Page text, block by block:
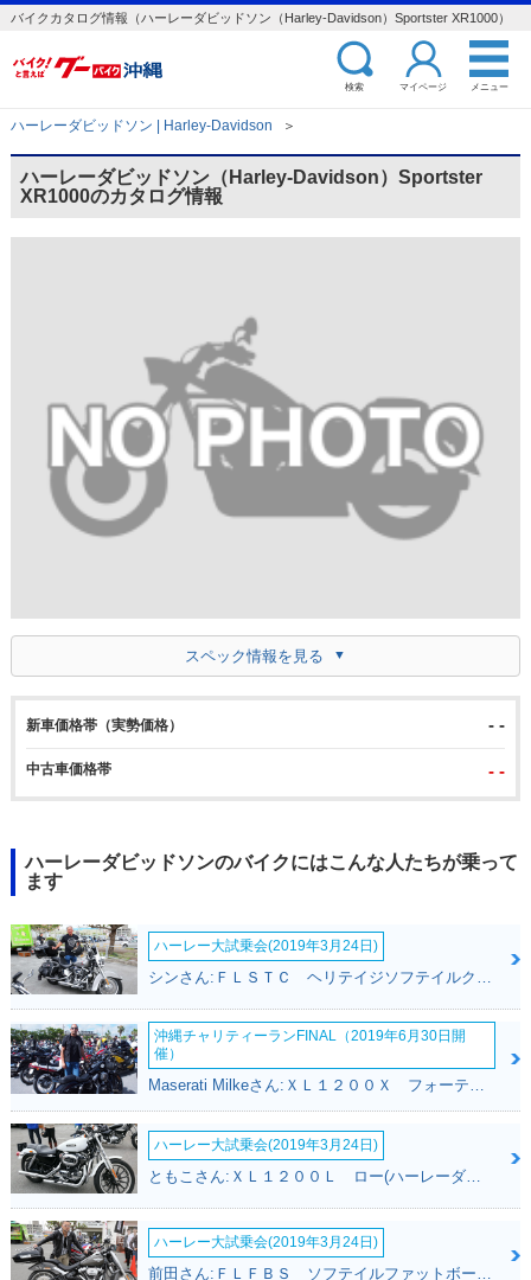
バイクカタログ情報（ハーレーダビッドソン（Harley-Davidson）Sportster XR1000）
検索 マイページ メニュー
ハーレーダビッドソン | Harley-Davidson ＞
ハーレーダビッドソン（Harley-Davidson）Sportster
XR1000のカタログ情報
スペック情報を見る
新車価格帯（実勢価格） - -
中古車価格帯 - -
ハーレーダビッドソンのバイクにはこんな人たちが乗って
ます
ハーレー大試乗会(2019年3月24日)
沖縄チャリティーランFINAL（2019年6月30日開
催）
Maserati Milkeさん:ＸＬ１２００Ｘ フォーティエイト(ハーレーダビッドソン)
ハーレー大試乗会(2019年3月24日)
ハーレー大試乗会(2019年3月24日)